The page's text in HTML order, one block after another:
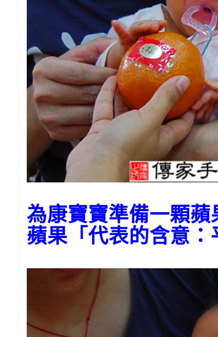
為康寶寶準備一顆
蘋果「代表的含意：